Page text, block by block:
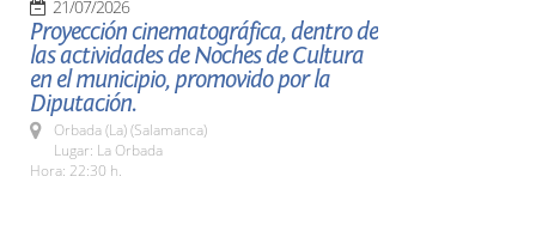
21/07/2026
Proyección cinematográfica, dentro de
las actividades de Noches de Cultura
en el municipio, promovido por la
Diputación.
Orbada (La) (Salamanca)
Lugar: La Orbada
Hora: 22:30 h.